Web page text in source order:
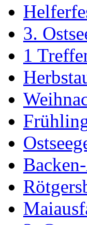
3.
1